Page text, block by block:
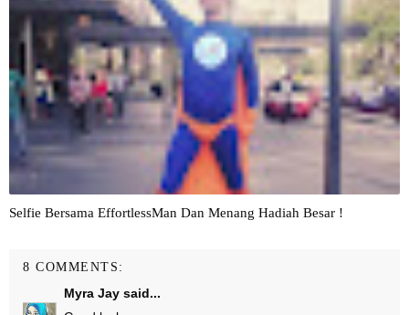
Selfie Bersama EffortlessMan Dan Menang Hadiah Besar !
8 COMMENTS:
Myra Jay said...